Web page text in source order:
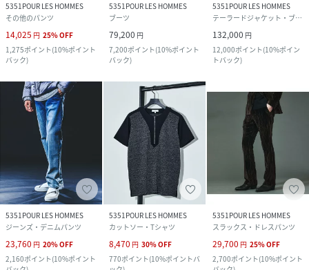
5351POUR LES HOMMES
その他のパンツ
14,025 円 25%OFF
1,275ポイント(10%ポイント
バック)
5351POUR LES HOMMES
ブーツ
79,200 円
7,200ポイント(10%ポイント
バック)
5351POUR LES HOMMES
テーラードジャケット・ブレザー
132,000 円
12,000ポイント(10%ポイン
トバック)
5351POUR LES HOMMES
ジーンズ・デニムパンツ
23,760 円 20%OFF
2,160ポイント(10%ポイント
5351POUR LES HOMMES
カットソー・Tシャツ
8,470 円 30%OFF
770ポイント(10%ポイントバ
5351POUR LES HOMMES
スラックス・ドレスパンツ
29,700 円 25%OFF
2,700ポイント(10%ポイント